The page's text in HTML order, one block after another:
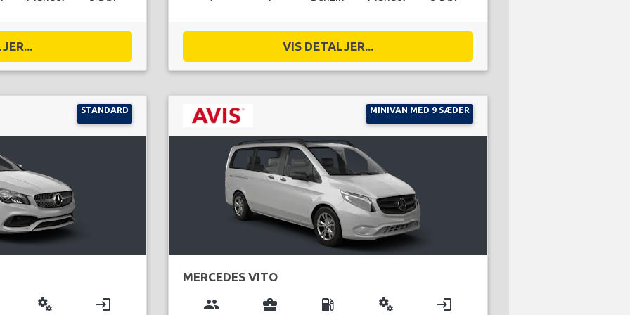
VIS DETALJER...
STANDARD
miscellaneous_services login
MINIVAN MED 9 SÆDER
MERCEDES VITO
group business_center local_gas_station miscellaneous_services login